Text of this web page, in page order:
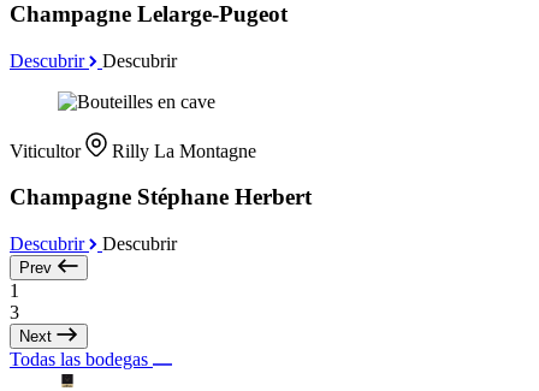
Champagne Lelarge-Pugeot
Descubrir Descubrir
Viticultor Rilly La Montagne
Champagne Stéphane Herbert
Descubrir Descubrir
Prev
1
3
Next
Todas las bodegas